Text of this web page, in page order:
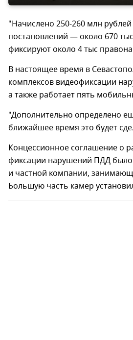
"Начислено 250-260 млн
постановлений — около 670
фиксируют около 4 тыс
В настоящее время в
комплексов видеофиксации
а также работает пять
"Дополнительно определено
ближайшее время это будет
Концессионное соглашение о
фиксации нарушений ПДД было
и частной компании,
Большую часть камер